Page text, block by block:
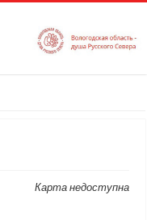
Карта недоступна